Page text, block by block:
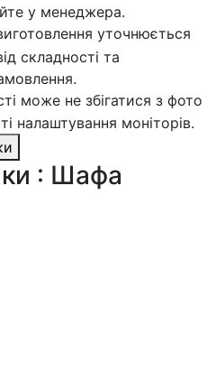
у менеджера.
уточнюється
складності та
може не збігатися з фото
налаштування моніторів.
: Шафа